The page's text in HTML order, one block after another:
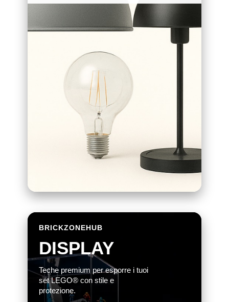
BRICKZONEHUB
DISPLAY
Teche premium per esporre i tuoi
set LEGO® con stile e
protezione.